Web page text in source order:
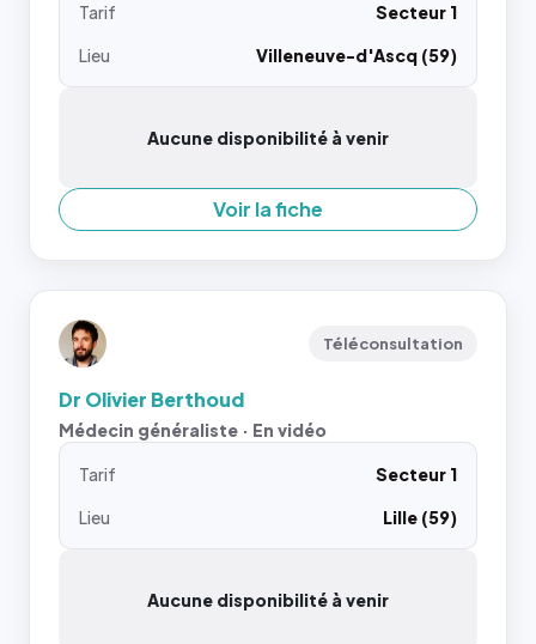
Tarif
Secteur 1
Lieu
Villeneuve-d'Ascq (59)
Aucune disponibilité à venir
Voir la fiche
Téléconsultation
Dr Olivier Berthoud
Médecin généraliste · En vidéo
Tarif
Secteur 1
Lieu
Lille (59)
Aucune disponibilité à venir